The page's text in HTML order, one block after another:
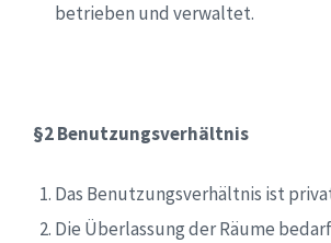
betrieben und verwaltet.
§2 Benutzungsverhältnis
Das Benutzungsverhältnis ist
Die Überlassung der Räume